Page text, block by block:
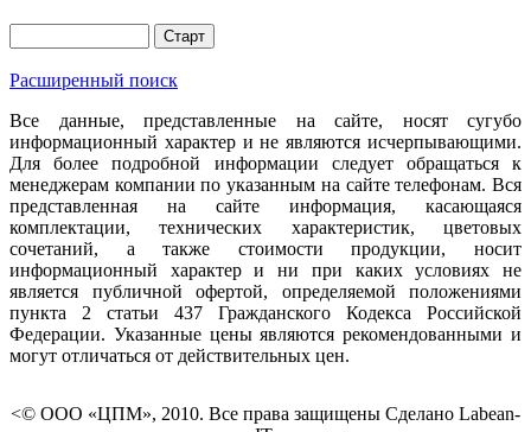
Расширенный поиск
Все данные, представленные на сайте, носят сугубо
информационный характер и не являются исчерпывающими.
Для более подробной информации следует обращаться к
менеджерам компании по указанным на сайте телефонам. Вся
представленная на сайте информация, касающаяся
комплектации, технических характеристик, цветовых
сочетаний, а также стоимости продукции, носит
информационный характер и ни при каких условиях не
является публичной офертой, определяемой положениями
пункта 2 статьи 437 Гражданского Кодекса Российской
Федерации. Указанные цены являются рекомендованными и
могут отличаться от действительных цен.
<© ООО «ЦПМ», 2010. Все права защищены Сделано Labean-